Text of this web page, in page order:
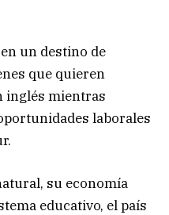
un destino de
que quieren
inglés mientras
laborales
su economía
educativo, el país